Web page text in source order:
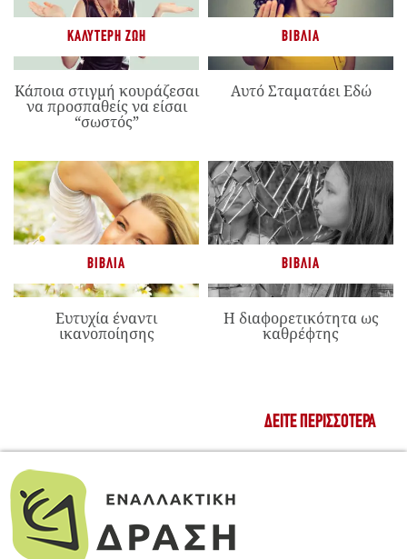
ΚΑΛΎΤΕΡΗ ΖΩΉ
Κάποια στιγμή κουράζεσαι
να προσπαθείς να είσαι
“σωστός”
ΒΙΒΛΊΑ
Αυτό Σταματάει Εδώ
ΒΙΒΛΊΑ
Ευτυχία έναντι
ικανοποίησης
ΒΙΒΛΊΑ
Η διαφορετικότητα ως
καθρέφτης
ΔΕΊΤΕ ΠΕΡΙΣΣΌΤΕΡΑ